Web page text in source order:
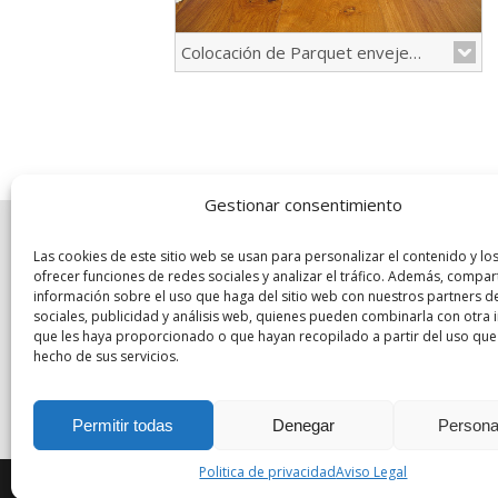
Gestionar consentimiento
Las cookies de este sitio web se usan para personalizar el contenido y
ofrecer funciones de redes sociales y analizar el tráfico. Además,
información sobre el uso que haga del sitio web con nuestros partners
sociales, publicidad y análisis web, quienes pueden combinarla con otra
que les haya proporcionado o que hayan recopilado a partir del uso que
hecho de sus servicios.
Permitir todas Denegar
Politica de privacidadAviso Legal
En este caso, tuvimos que rehabilitar el
hall de l'Auditori, de tarima maciza de
humedad y después se pulió, enmasilló
y barnizó toda la superfície
En este caso utilizamos el barniz al
Colocación de Parquet envejecido Trinity
Colocación de parquet macizo
envejecido en madera de roble Trinity.
Copyright © 2014 www.parquetstejada.com